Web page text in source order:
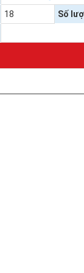
Chuyển đổi số
18 Số